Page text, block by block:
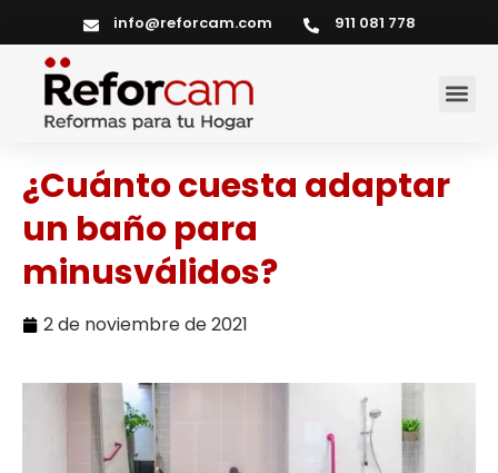
info@reforcam.com 911 081 778
¿Cuánto cuesta adaptar
un baño para
minusválidos?
2 de noviembre de 2021